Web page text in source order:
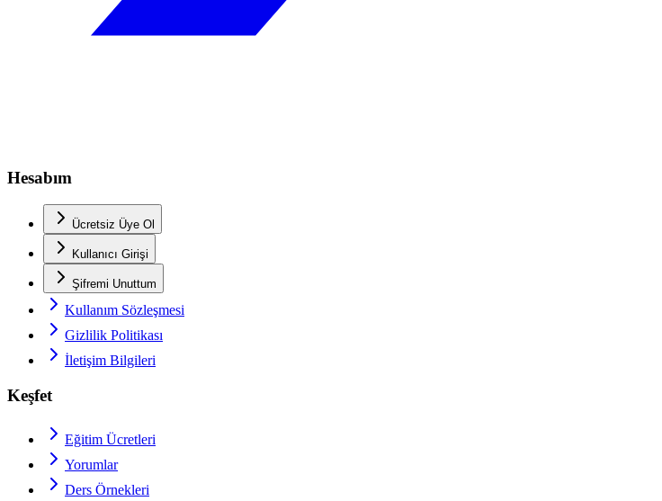
Hesabım
Ücretsiz Üye Ol
Kullanıcı Girişi
Şifremi Unuttum
Kullanım Sözleşmesi
Gizlilik Politikası
İletişim Bilgileri
Keşfet
Eğitim Ücretleri
Yorumlar
Ders Örnekleri